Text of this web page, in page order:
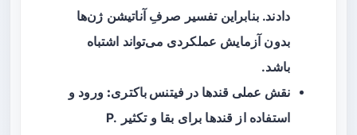
دادند. بنابراین تفسیر صرفِ آناتیشن ژن‌ها
بدون آزمایش عملکردی می‌تواند اشتباه
باشد.
نقش عملی قندها در فیتنس باکتری: ورود و
استفاده از قندها برای بقا و تکثیر P.